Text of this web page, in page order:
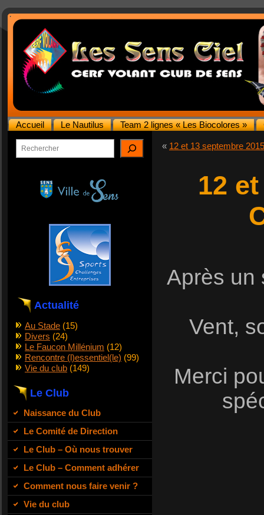
Accueil Le Nautilus Team 2 lignes « Les Biocolores »
Rechercher
Actualité
Au Stade (15)
Divers (24)
Le Faucon Millénium (12)
Rencontre (l)essentiel(le) (99)
Vie du club (149)
Le Club
Naissance du Club
Le Comité de Direction
Le Club – Où nous trouver
Le Club – Comment adhérer
Comment nous faire venir ?
Vie du club
« 12 et 13 septembre
12
Après un
Vent,
Merci